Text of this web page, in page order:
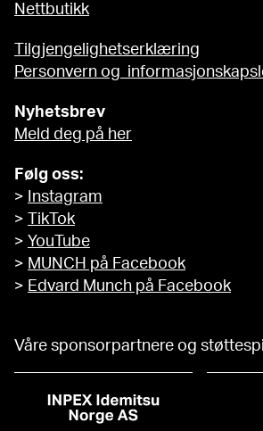
Nettbutikk
Tilgjengelighetserklæring
Personvern og
Nyhetsbrev
Meld deg på her
Følg oss:
>
Instagram
>
TikTok
> YouTube
> MUNCH på Facebook
> Edvard Munch på Facebook
Våre sponsorpartnere og